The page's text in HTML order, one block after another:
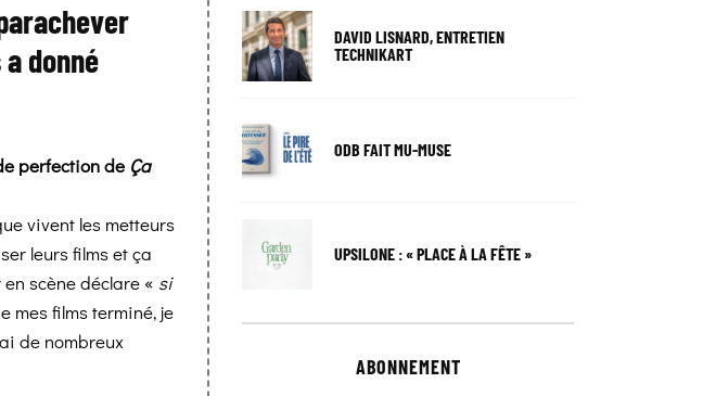
donné
perfection de Ça
vivent les metteurs
leurs films et ça
scène déclare « si
mes films terminé, je
de nombreux
DAVID LISNARD, ENTRETIEN
TECHNIKART
ODB FAIT MU-MUSE
UPSILONE : « PLACE À LA FÊTE »
ABONNEMENT